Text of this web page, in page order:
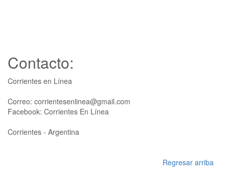
Contacto:
Corrientes en Línea
Correo: corrientesenlinea@gmail.com
Facebook: Corrientes En Línea
Corrientes - Argentina
Regresar arriba